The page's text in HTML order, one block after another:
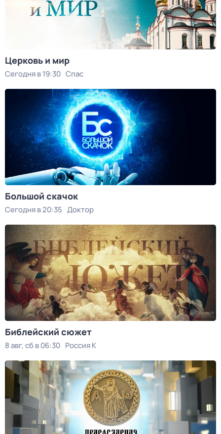
Церковь и мир
Сегодня в 19:30 Спас
Большой скачок
Сегодня в 20:35 Доктор
Библейский сюжет
8 авг, сб в 06:30 Россия К